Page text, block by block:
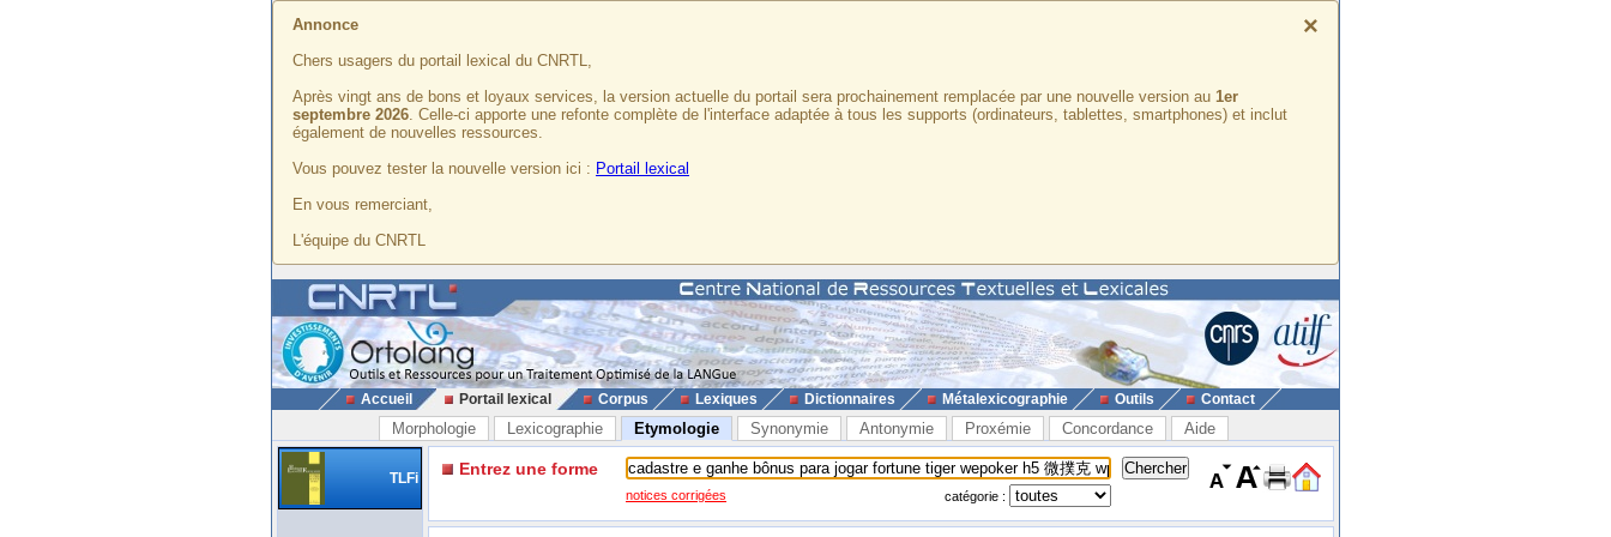
×
Annonce
Chers usagers du portail lexical du CNRTL,
Après vingt ans de bons et loyaux services, la version actuelle du portail sera prochainement remplacée par une nouvelle version au 1er
septembre 2026. Celle-ci apporte une refonte complète de l'interface adaptée à tous les supports (ordinateurs, tablettes, smartphones) et inclut
également de nouvelles ressources.
Vous pouvez tester la nouvelle version ici : Portail lexical
En vous remerciant,
L'équipe du CNRTL
Accueil Portail lexical Corpus Lexiques Dictionnaires Métalexicographie Outils Contact
Morphologie Lexicographie Etymologie Synonymie Antonymie Proxémie Concordance Aide
TLFi Entrez une forme
notices corrigées catégorie :